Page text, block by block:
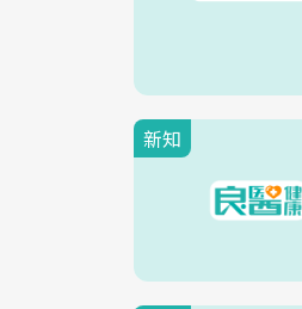
新知